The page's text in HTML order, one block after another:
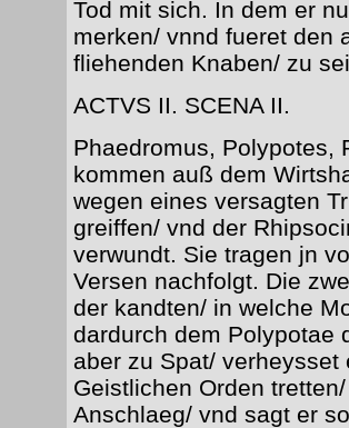
Tod mit sich. In dem er
merken/ vnnd fueret den
fliehenden Knaben/ zu
ACTVS II. SCENA II.
Phaedromus, Polypotes,
kommen auß dem
wegen eines versagten
greiffen/ vnd der
verwundt. Sie tragen jn
Versen nachfolgt. Die
der kandten/ in welche
dardurch dem Polypotae
aber zu Spat/
Geistlichen Orden
Anschlaeg/ vnd sagt er